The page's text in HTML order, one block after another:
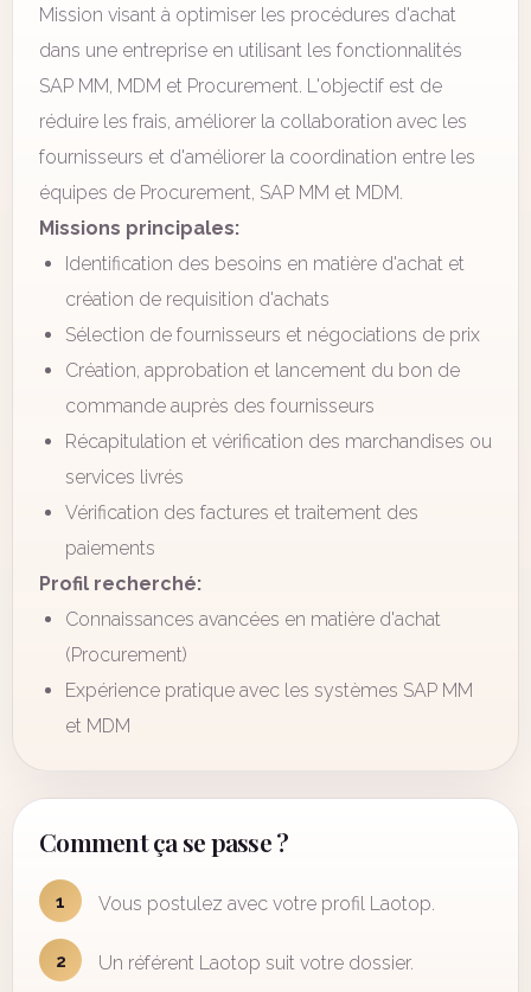
Mission visant à optimiser les procédures d'achat
dans une entreprise en utilisant les fonctionnalités
SAP MM, MDM et Procurement. L'objectif est de
réduire les frais, améliorer la collaboration avec les
fournisseurs et d'améliorer la coordination entre les
équipes de Procurement, SAP MM et MDM.
Missions principales:
Identification des besoins en matière d'achat et
création de requisition d'achats
Sélection de fournisseurs et négociations de prix
Création, approbation et lancement du bon de
commande auprès des fournisseurs
Récapitulation et vérification des marchandises ou
services livrés
Vérification des factures et traitement des
paiements
Profil recherché:
Connaissances avancées en matière d'achat
(Procurement)
Expérience pratique avec les systèmes SAP MM
et MDM
Comment ça se passe ?
1 Vous postulez avec votre profil Laotop.
2 Un référent Laotop suit votre dossier.